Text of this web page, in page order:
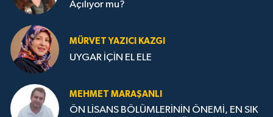
Açılıyor mu?
MÜRVET YAZICI KAZGI
UYGAR İÇİN EL ELE
MEHMET MARAŞANLI
ÖN LİSANS BÖLÜMLERİNİN ÖNEMİ, EN SIK